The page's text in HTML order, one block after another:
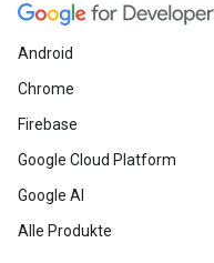
Android
Chrome
Firebase
Google Cloud Platform
Google AI
Alle Produkte